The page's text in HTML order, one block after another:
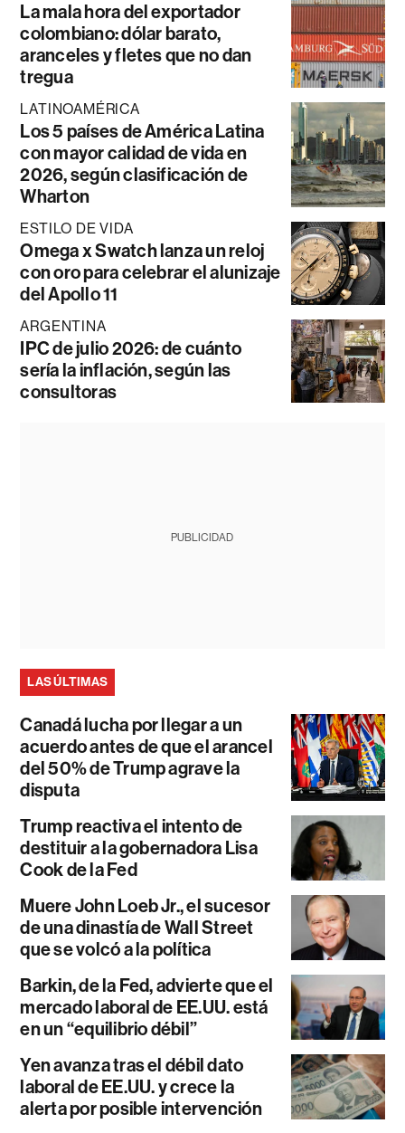
La mala hora del exportador
colombiano: dólar barato,
aranceles y fletes que no dan
tregua
LATINOAMÉRICA
Los 5 países de América Latina
con mayor calidad de vida en
2026, según clasificación de
Wharton
ESTILO DE VIDA
Omega x Swatch lanza un reloj
con oro para celebrar el alunizaje
del Apollo 11
ARGENTINA
IPC de julio 2026: de cuánto
sería la inflación, según las
consultoras
PUBLICIDAD
LAS ÚLTIMAS
Canadá lucha por llegar a un
acuerdo antes de que el arancel
del 50% de Trump agrave la
disputa
Trump reactiva el intento de
destituir a la gobernadora Lisa
Cook de la Fed
Muere John Loeb Jr., el sucesor
de una dinastía de Wall Street
que se volcó a la política
Barkin, de la Fed, advierte que el
mercado laboral de EE.UU. está
en un “equilibrio débil”
Yen avanza tras el débil dato
laboral de EE.UU. y crece la
alerta por posible intervención